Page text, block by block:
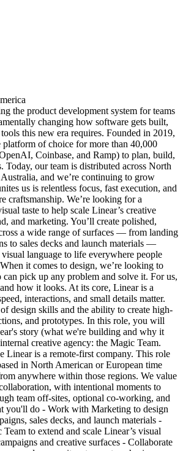
the product development system for teams
changing how software gets built,
this new era requires. Founded in 2019,
platform of choice for more than 40,000
Coinbase, and Ramp) to plan, build,
Today, our team is distributed across North
and we’re continuing to grow
us is relentless focus, fast execution, and
craftsmanship. We’re looking for a
taste to help scale Linear’s creative
and marketing. You’ll create polished,
a wide range of surfaces — from landing
to sales decks and launch materials —
language to life everywhere people
it comes to design, we’re looking to
pick up any problem and solve it. For us,
how it looks. At its core, Linear is a
interactions, and small details matter.
design skills and the ability to create high-
and prototypes. In this role, you will
story (what we're building and why it
creative agency: the Magic Team.
Linear is a remote-first company. This role
in North American or European time
anywhere within those regions. We value
with intentional moments to
team off-sites, optional co-working, and
you'll do - Work with Marketing to design
sales decks, and launch materials -
to extend and scale Linear’s visual
and creative surfaces - Collaborate